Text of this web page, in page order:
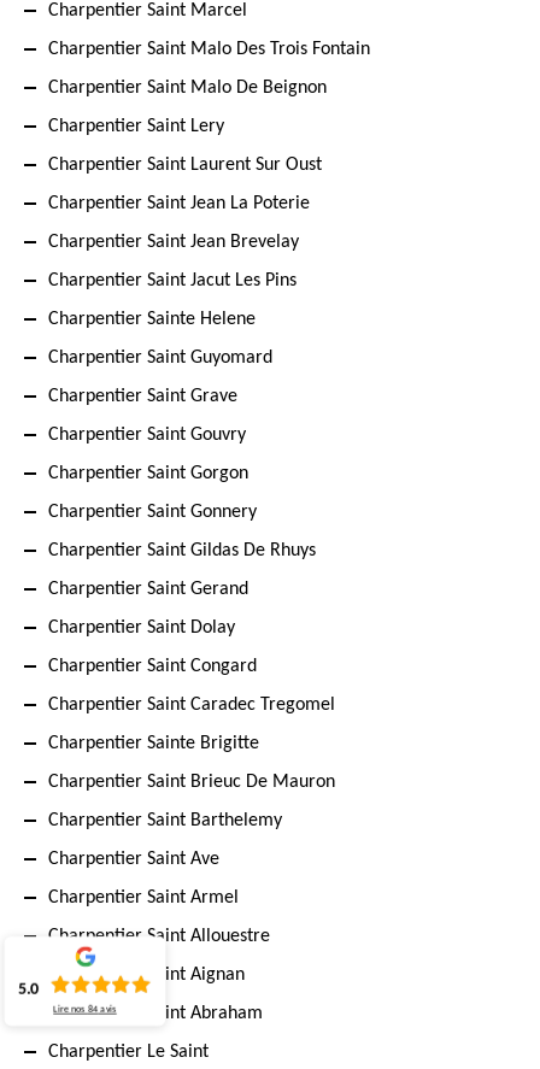
Charpentier Saint Marcel
Charpentier Saint Malo Des Trois Fontain
Charpentier Saint Malo De Beignon
Charpentier Saint Lery
Charpentier Saint Laurent Sur Oust
Charpentier Saint Jean La Poterie
Charpentier Saint Jean Brevelay
Charpentier Saint Jacut Les Pins
Charpentier Sainte Helene
Charpentier Saint Guyomard
Charpentier Saint Grave
Charpentier Saint Gouvry
Charpentier Saint Gorgon
Charpentier Saint Gonnery
Charpentier Saint Gildas De Rhuys
Charpentier Saint Gerand
Charpentier Saint Dolay
Charpentier Saint Congard
Charpentier Saint Caradec Tregomel
Charpentier Sainte Brigitte
Charpentier Saint Brieuc De Mauron
Charpentier Saint Barthelemy
Charpentier Saint Ave
Charpentier Saint Armel
Charpentier Saint Allouestre
Charpentier Saint Aignan
Charpentier Saint Abraham
Charpentier Le Saint
5.0
Lire nos84 avis